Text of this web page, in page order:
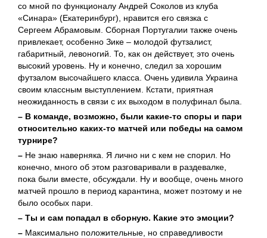
со мной по функционалу Андрей Соколов из клуба
«Синара» (Екатеринбург), нравится его связка с
Сергеем Абрамовым. Сборная Португалии также очень
привлекает, особенно Зике – молодой футзалист,
габаритный, левоногий. То, как он действует, это очень
высокий уровень. Ну и конечно, следил за хорошим
футзалом высочайшего класса. Очень удивила Украина
своим классным выступлением. Кстати, приятная
неожиданность в связи с их выходом в полуфинал была.
– В команде, возможно, были какие-то споры и пари
относительно каких-то матчей или победы на самом
турнире?
– Не знаю наверняка. Я лично ни с кем не спорил. Но
конечно, много об этом разговаривали в раздевалке,
пока были вместе, обсуждали. Ну и вообще, очень много
матчей прошло в период карантина, может поэтому и не
было особых пари.
– Ты и сам попадал в сборную. Какие это эмоции?
– Максимально положительные, но справедливости